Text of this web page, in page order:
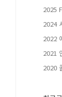
2025
2024
2022
2021
2020